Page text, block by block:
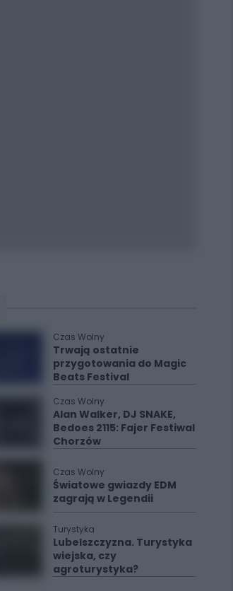
Czas Wolny
Trwają ostatnie
przygotowania do Magic
Beats Festival
Czas Wolny
Alan Walker, DJ SNAKE,
Bedoes 2115: Fajer Festiwal
Chorzów
Czas Wolny
Światowe gwiazdy EDM
zagrają w Legendii
Turystyka
Lubelszczyzna. Turystyka
wiejska, czy
agroturystyka?